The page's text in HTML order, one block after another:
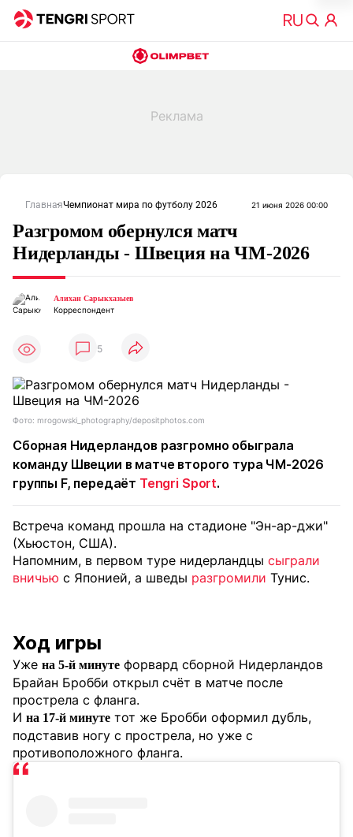
ГлавнаяЧемпионат мира по футболу 2026 21 июня 2026 00:00
Разгромом обернулся матч
Нидерланды - Швеция на ЧМ-2026
Алихан Сарыкхазыев
Корреспондент
5
Фото: mrogowski_photography/depositphotos.com
Сборная Нидерландов разгромно обыграла
команду Швеции в матче второго тура ЧМ-2026
группы F, передаёт Tengri Sport.
Встреча команд прошла на стадионе "Эн-ар-джи"
(Хьюстон, США).
Напомним, в первом туре нидерландцы сыграли
вничью с Японией, а шведы разгромили Тунис.
Ход игры
Уже на 5-й минуте форвард сборной Нидерландов
Брайан Бробби открыл счёт в матче после
прострела с фланга.
И на 17-й минуте тот же Бробби оформил дубль,
подставив ногу с прострела, но уже с
противоположного фланга.